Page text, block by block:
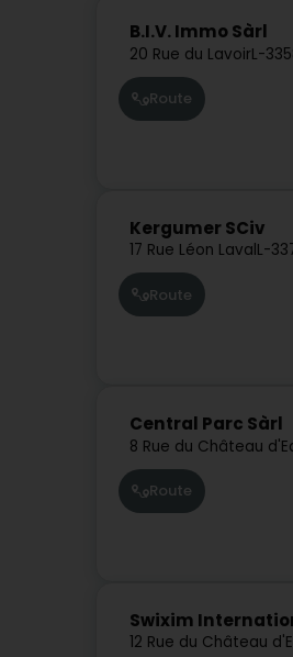
B.I.V. Immo Sàrl
20 Rue du LavoirL-
Route
Kergumer SCiv
17 Rue Léon LavalL-
Route
Central Parc Sàrl
8 Rue du Château
Route
Swixim
12 Rue du Château